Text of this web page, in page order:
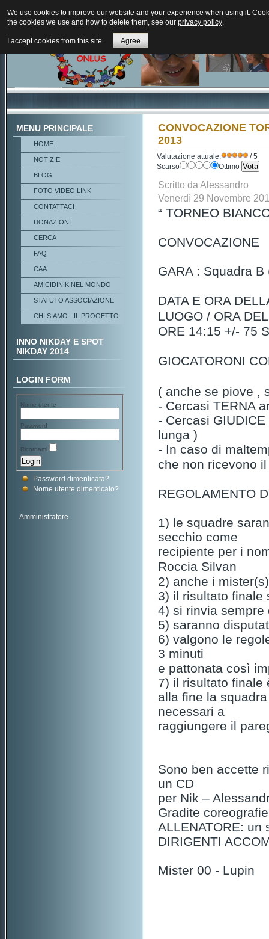
MENU PRINCIPALE
HOME
NOTIZIE
BLOG
FOTO VIDEO LINK
CONTATTACI
DONAZIONI
CERCA
FAQ
CAA
AMICIDINIK NEL MONDO
STATUTO ASSOCIAZIONE
CHI SIAMO - IL PROGETTO
INNO NIKDAY E SPOT
NIKDAY 2014
LOGIN FORM
Nome utente
Password
Ricordami
Password dimenticata?
Nome utente dimenticato?
Amministratore
CONVOCAZIONE
2013
Valutazione attuale:
/ 5
Scarso
Ottimo
Scritto da Alessandro
Venerdì 29 Novembre
“ TORNEO
CONVOCAZIONE
GARA : Squadra
DATA E ORA
LUOGO / ORA
ORE 14:15 +/- 75
GIOCATORONI
( anche se piove ,
- Cercasi TERNA
- Cercasi
lunga )
- In caso di
che non ricevono
REGOLAMENTO
1) le squadre
secchio come
recipiente per i
Roccia Silvan
2) anche i
3) il risultato finale
4) si rinvia sempre
5) saranno
6) valgono le
3 minuti
e pattonata così
7) il risultato finale
alla fine la
necessari a
raggiungere il
Sono ben accette
un CD
per Nik –
Gradite
ALLENATORE: un
DIRIGENTI
Mister 00 - Lupin
We use cookies to improve our website and your experience when using it.
the cookies we use and how to delete them, see our privacy policy.
I accept cookies from this site. Agree